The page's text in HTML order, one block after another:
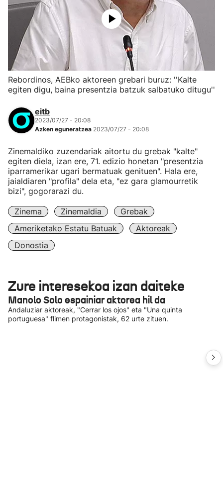
Rebordinos, AEBko aktoreen grebari buruz: ''Kalte
egiten digu, baina presentzia batzuk salbatuko ditugu''
eitb
2023/07/27 - 20:08
Azken eguneratzea 2023/07/27 - 20:08
Zinemaldiko zuzendariak aitortu du grebak "kalte"
egiten diela, izan ere, 71. edizio honetan "presentzia
iparramerikar ugari bermatuak genituen". Hala ere,
jaialdiaren "profila" dela eta, "ez gara glamourretik
bizi", gogorarazi du.
Zinema Zinemaldia
Grebak
Ameriketako Estatu Batuak
Aktoreak
Donostia
Zure interesekoa izan daiteke
Manolo Solo espainiar aktorea hil da
Andaluziar aktoreak, "Cerrar los ojos" eta "Una quinta
portuguesa" flimen protagonistak, 62 urte zituen.